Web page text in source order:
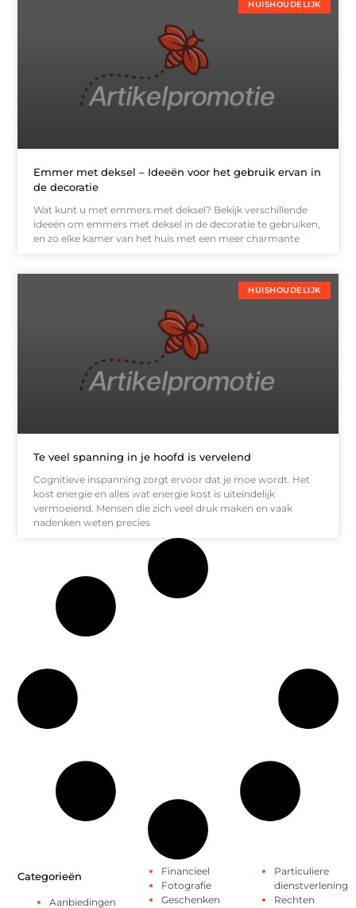
HUISHOUDELIJK
Emmer met deksel – Ideeën voor het gebruik ervan in
de decoratie
Wat kunt u met emmers met deksel? Bekijk verschillende
ideeën om emmers met deksel in de decoratie te gebruiken,
en zo elke kamer van het huis met een meer charmante
HUISHOUDELIJK
Te veel spanning in je hoofd is vervelend
Cognitieve inspanning zorgt ervoor dat je moe wordt. Het
kost energie en alles wat energie kost is uiteindelijk
vermoeiend. Mensen die zich veel druk maken en vaak
nadenken weten precies
Categorieën
Aanbiedingen
Financieel
Fotografie
Geschenken
Particuliere
dienstverlening
Rechten